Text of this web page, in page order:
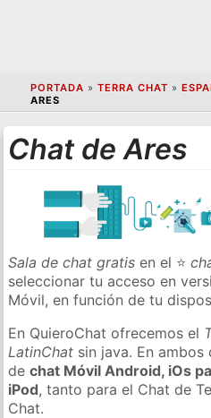
PORTADA » TERRA CHAT »
ARES
Chat de Ares
Sala de chat gratis en el ⭐
seleccionar tu acceso en
Móvil, en función de tu
En QuieroChat ofrecemos el
LatinChat sin java. En
dechat Móvil Android, iOs
iPod, tanto para el Chat de
Chat.